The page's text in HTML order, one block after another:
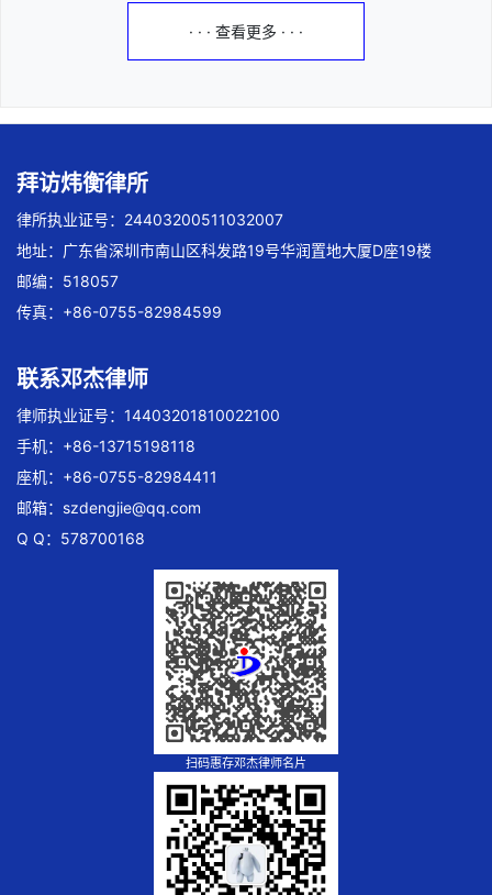
· · · 查看更多 · · ·
拜访炜衡律所
律所执业证号：24403200511032007
地址：广东省深圳市南山区科发路19号华润置地大厦D座19楼
邮编：518057
传真：+86-0755-82984599
联系邓杰律师
律师执业证号：14403201810022100
手机：+86-13715198118
座机：+86-0755-82984411
邮箱： szdengjie@qq.com
Q Q：578700168
扫码惠存邓杰律师名片